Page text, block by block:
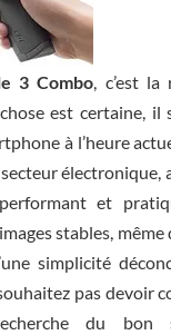
3 Combo, c’est la
est certaine, il
à l’heure
électronique,
et
stables,
simplicité
pas devoir
du bon